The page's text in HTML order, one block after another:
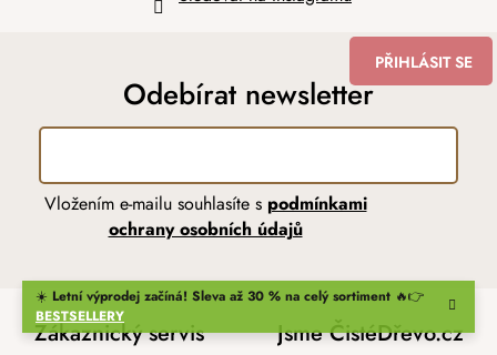
☀️ Letní výprodej začíná! Sleva až 30 % na celý sortiment 🔥👉
BESTSELLERY
Odebírat newsletter
Vložením e-mailu souhlasíte s podmínkami
ochrany osobních údajů
PŘIHLÁSIT SE
Zákaznický servis Jsme ČistéDřevo.cz